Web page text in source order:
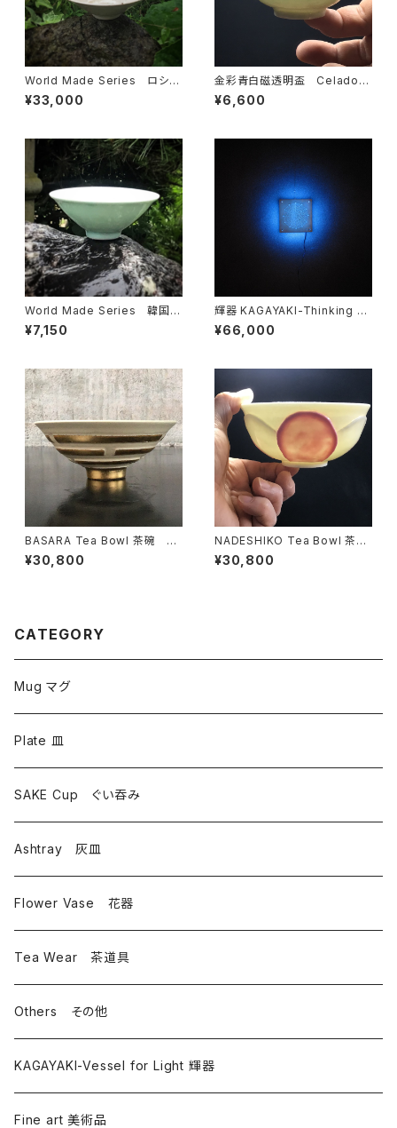
World Made Series ロシア
白磁茶碗
¥33,000
金彩青白磁透明盃 Celadon
Translucent SAKE Cup with
Gold Over Glaze
¥6,600
World Made Series 韓国青
磁酒器№Ⅱ SAKE Cup
¥7,150
輝器 KAGAYAKI-Thinking o
n the wall
¥66,000
BASARA Tea Bowl 茶碗
白
¥30,800
NADESHIKO Tea Bowl 茶
碗 Type Ⅱ
¥30,800
CATEGORY
Mug マグ
Plate 皿
SAKE Cup ぐい吞み
Ashtray 灰皿
Flower Vase 花器
Tea Wear 茶道具
Others その他
KAGAYAKI-Vessel for Light 輝器
Fine art 美術品